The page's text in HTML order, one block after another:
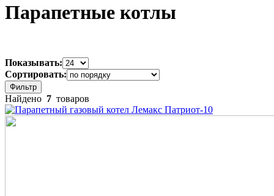
Парапетные котлы
Показывать:
Сортировать:
Фильтр
Найдено 7 товаров